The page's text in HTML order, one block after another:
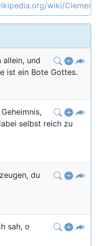
wiki/
allein, und
ist ein Bote Gottes.
selbst reich zu
du
sah, o